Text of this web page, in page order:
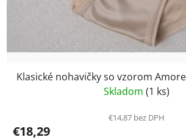
Klasické nohavičky so vzorom
Skladom (1 ks)
€14,87 bez DPH
€18,29